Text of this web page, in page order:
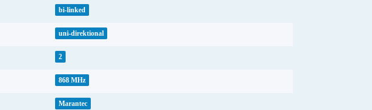
bi-linked
uni-direktional
2
868 MHz
Marantec